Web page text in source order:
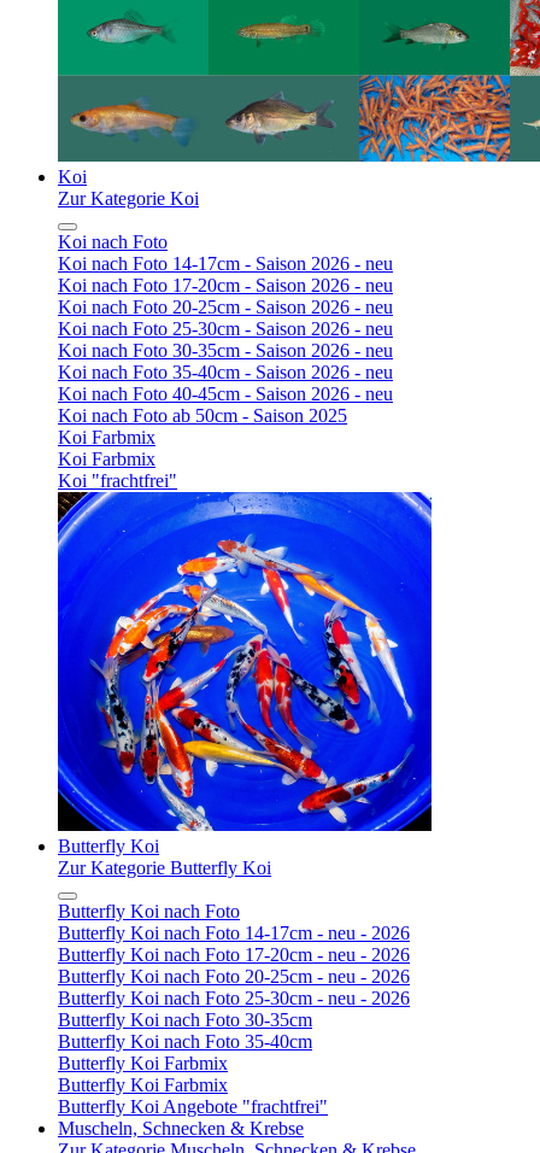
Koi
Zur Kategorie Koi
Koi nach Foto
Koi nach Foto 14-17cm - Saison 2026 - neu
Koi nach Foto 17-20cm - Saison 2026 - neu
Koi nach Foto 20-25cm - Saison 2026 - neu
Koi nach Foto 25-30cm - Saison 2026 - neu
Koi nach Foto 30-35cm - Saison 2026 - neu
Koi nach Foto 35-40cm - Saison 2026 - neu
Koi nach Foto 40-45cm - Saison 2026 - neu
Koi nach Foto ab 50cm - Saison 2025
Koi Farbmix
Koi Farbmix
Koi "frachtfrei"
Butterfly Koi
Zur Kategorie Butterfly Koi
Butterfly Koi nach Foto
Butterfly Koi nach Foto 14-17cm - neu - 2026
Butterfly Koi nach Foto 17-20cm - neu - 2026
Butterfly Koi nach Foto 20-25cm - neu - 2026
Butterfly Koi nach Foto 25-30cm - neu - 2026
Butterfly Koi nach Foto 30-35cm
Butterfly Koi nach Foto 35-40cm
Butterfly Koi Farbmix
Butterfly Koi Farbmix
Butterfly Koi Angebote "frachtfrei"
Muscheln, Schnecken & Krebse